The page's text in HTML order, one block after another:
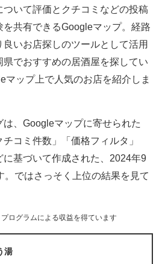
ンド
未来
ト
ト
いて評価とクチコミなどの投稿
を共有できるGoogleマップ。経路
いお店探しのツールとして活用
でおすすめの居酒屋を探してい
マップ上で人気のお店を紹介しま
、Googleマップに寄せられた
チコミ件数」「価格フィルタ」
に基づいて作成された、2024年9
。ではさっそく上位の結果を見て
ログラムによる収益を得ています
湯